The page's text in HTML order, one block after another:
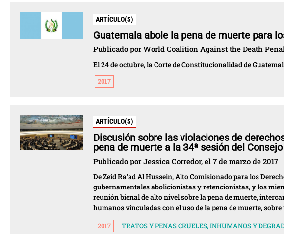
ARTÍCULO(S)
Guatemala abole la pena de muerte para
Publicado por World Coalition Against the Death
El 24 de octubre, la Corte de Constitucionalidad de
2017
ARTÍCULO(S)
Discusión sobre las violaciones de
pena de muerte a la 34ª sesión del
Publicado por Jessica Corredor, el 7 de marzo de 2017
De Zeid Ra’ad Al Hussein, Alto Comisionado para los
gubernamentales abolicionistas y retencionistas, y los
reunión bienal de alto nivel sobre la pena de muerte,
humanos vinculadas con el uso de la pena de muerte,
2017 TRATOS Y PENAS CRUELES, INHUMANOS Y